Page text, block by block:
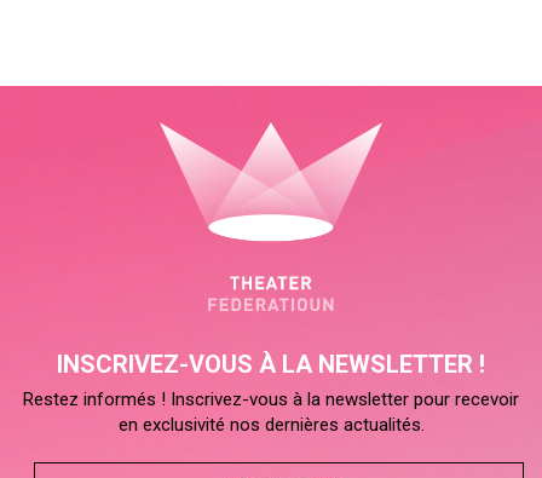
INSCRIVEZ-VOUS À LA NEWSLETTER !
Restez informés ! Inscrivez-vous à la newsletter pour recevoir
en exclusivité nos dernières actualités.